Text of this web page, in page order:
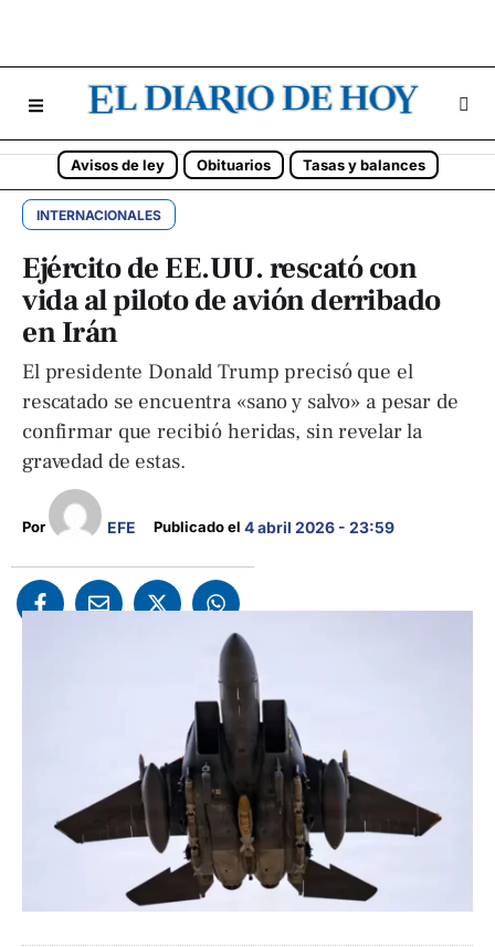
Avisos de ley Obituarios Tasas y balances
INTERNACIONALES
Ejército de EE.UU. rescató con
vida al piloto de avión derribado
en Irán
El presidente Donald Trump precisó que el
rescatado se encuentra «sano y salvo» a pesar de
confirmar que recibió heridas, sin revelar la
gravedad de estas.
Por EFE Publicado el 4 abril 2026 - 23:59